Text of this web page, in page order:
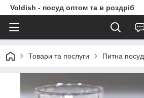
Voldish - посуд оптом та в роздріб
Товари та послуги Питна посуд